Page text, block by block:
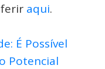
aqui.
É Possível
Potencial